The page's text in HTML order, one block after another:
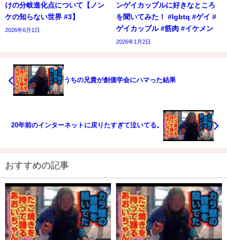
けの分岐進化点について【ノン
ケの知らない世界 #3】
2026年6月1日
ンゲイカップルに好きなところ
を聞いてみた！ #lgbtq #ゲイ #
ゲイカップル #筋肉 #イケメン
2026年1月2日
うちの兄貴が創価学会にハマった結果
20年前のインターネットに戻りたすぎて泣いてる。
おすすめの記事